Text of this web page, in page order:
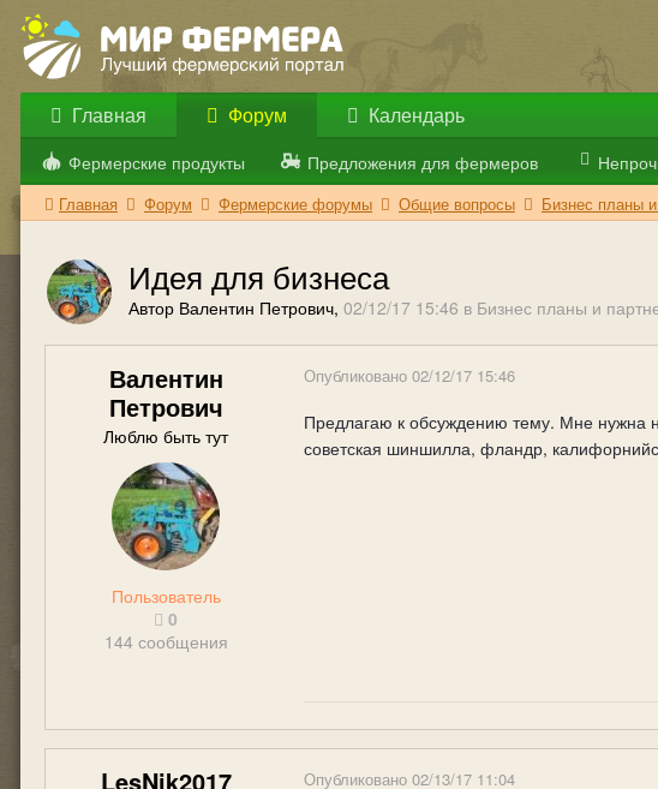
Главная Форум
Фермерские продукты Предложения для фермеров
Календарь
Главная Форум Фермерские форумы Общие вопросы Бизнес планы
Идея для бизнеса
Автор Валентин Петрович, 02/12/17 15:46 в Бизнес планы и
Валентин
Петрович
Люблю быть тут
Пользователь
0
144 сообщения
Опубликовано 02/12/17 15:46
Предлагаю к обсуждению тему. Мне нужна
советская шиншилла, фландр,
LesNik2017 Опубликовано 02/13/17 11:04